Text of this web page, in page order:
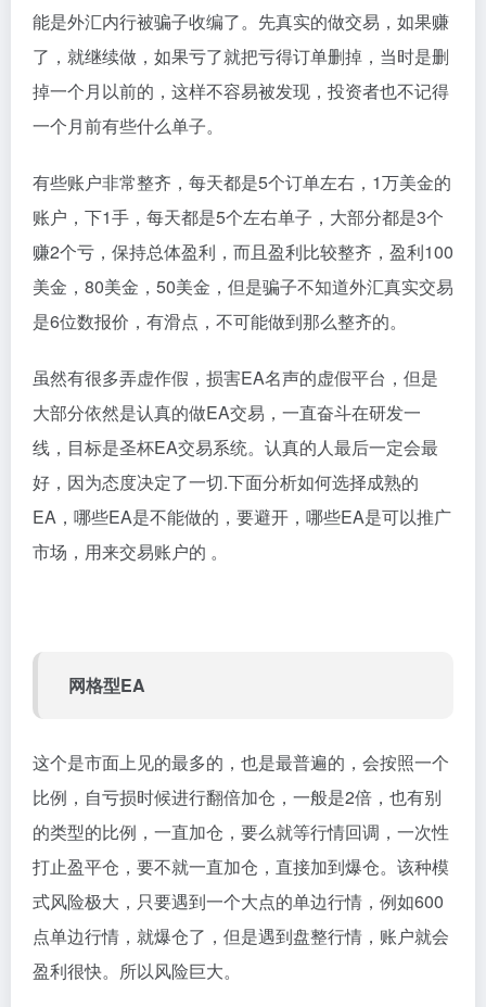
能是外汇内行被骗子收编了。先真实的做交易，如果赚
了，就继续做，如果亏了就把亏得订单删掉，当时是删
掉一个月以前的，这样不容易被发现，投资者也不记得
一个月前有些什么单子。
有些账户非常整齐，每天都是5个订单左右，1万美金的
账户，下1手，每天都是5个左右单子，大部分都是3个
赚2个亏，保持总体盈利，而且盈利比较整齐，盈利100
美金，80美金，50美金，但是骗子不知道外汇真实交易
是6位数报价，有滑点，不可能做到那么整齐的。
虽然有很多弄虚作假，损害EA名声的虚假平台，但是
大部分依然是认真的做EA交易，一直奋斗在研发一
线，目标是圣杯EA交易系统。认真的人最后一定会最
好，因为态度决定了一切.下面分析如何选择成熟的
EA，哪些EA是不能做的，要避开，哪些EA是可以推广
市场，用来交易账户的 。
网格型EA
这个是市面上见的最多的，也是最普遍的，会按照一个
比例，自亏损时候进行翻倍加仓，一般是2倍，也有别
的类型的比例，一直加仓，要么就等行情回调，一次性
打止盈平仓，要不就一直加仓，直接加到爆仓。该种模
式风险极大，只要遇到一个大点的单边行情，例如600
点单边行情，就爆仓了，但是遇到盘整行情，账户就会
盈利很快。所以风险巨大。